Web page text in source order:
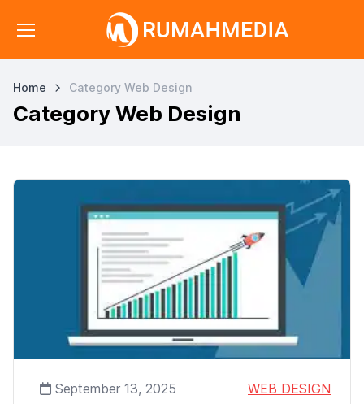
Home Category Web Design
Category Web Design
September 13, 2025 WEB DESIGN